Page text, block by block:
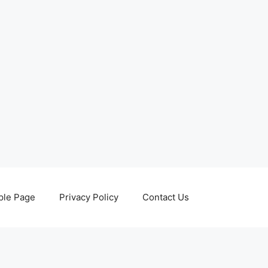
Page Privacy Policy Contact Us